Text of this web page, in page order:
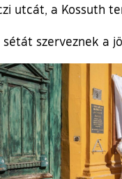
utcát, a Kossuth
szerveznek a